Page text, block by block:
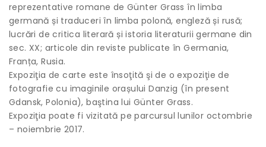
reprezentative romane de Günter Grass în limba
germană și traduceri în limba polonă, engleză și rusă;
lucrări de critica literară și istoria literaturii germane din
sec. XX; articole din reviste publicate în Germania,
Franța, Rusia.
Expoziţia de carte este însoţită şi de o expoziţie de
fotografie cu imaginile orașului Danzig (în present
Gdansk, Polonia), baştina lui Günter Grass.
Expoziţia poate fi vizitată pe parcursul lunilor octombrie
– noiembrie 2017.